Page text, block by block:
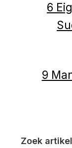
6
9
Zoek